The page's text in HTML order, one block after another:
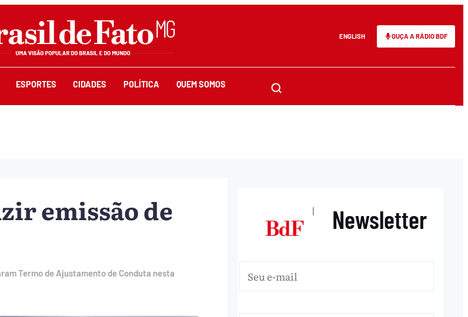
ENGLISH OUÇA A RÁDIO BDF
ESPORTES CIDADES POLÍTICA QUEM SOMOS
emissão de
Termo de Ajustamento de Conduta nesta
| Newsletter